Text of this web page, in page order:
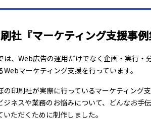
社『マーケティング支援事例
は、Web広告の運用だけでなく企画・実行・
マーケティング支援を行っています。
の印刷社が実際に行っているマーケティング
ジネスや業務のお悩みについて、どんなお手
ただくために制作しました。